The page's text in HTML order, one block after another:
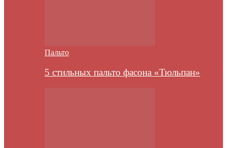
Пальто
5 стильных пальто фасона «Тюльпан»